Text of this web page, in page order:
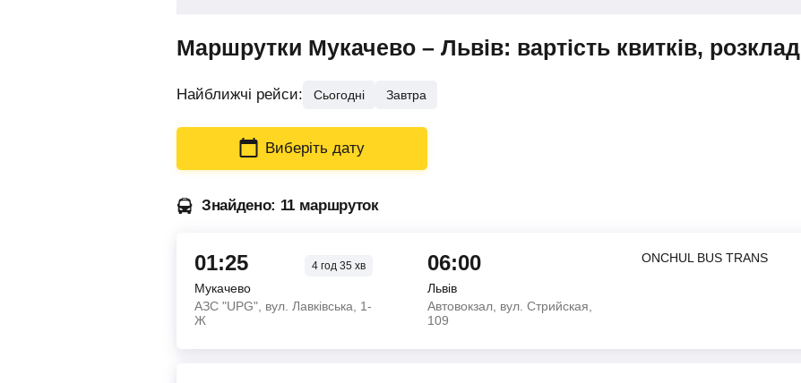
Маршрутки Мукачево – Львів: вартість квитків, розклад
Найближчі рейси: Сьогодні Завтра
Виберіть дату
Знайдено: 11 маршруток
01:25 4 год35 хв
Мукачево
АЗС "UPG", вул. Лавківська, 1-
Ж
06:00
Львів
Автовокзал, вул. Стрийская,
109
ONCHUL BUS TRANS